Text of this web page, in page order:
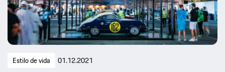
Estilo de vida 01.12.2021